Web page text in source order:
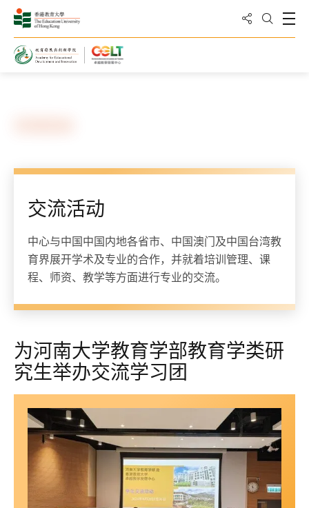
分享到打开搜
打
交流活动
中心与中国中国内地各省市、中国澳门及中国台湾教
育界展开学术及专业的合作，并就着培训管理、课
程、师资、教学等方面进行专业的交流。
为河南大学教育学部教育学类研
究生举办交流学习团